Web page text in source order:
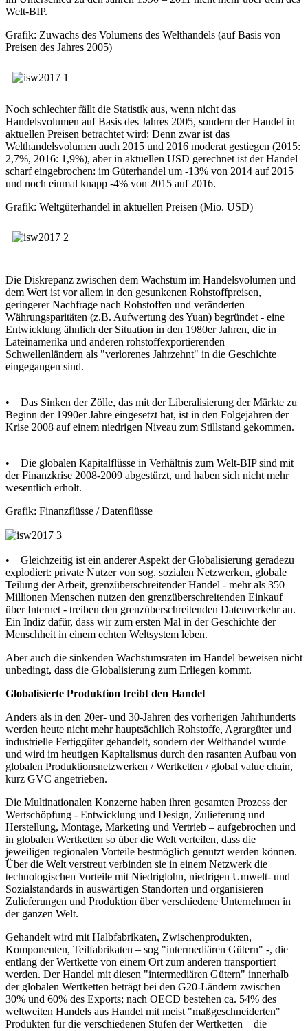
Welt-BIP.
Grafik: Zuwachs des Volumens des Welthandels (auf Basis von
Preisen des Jahres 2005)
Noch schlechter fällt die Statistik aus, wenn nicht das
Handelsvolumen auf Basis des Jahres 2005, sondern der Handel in
aktuellen Preisen betrachtet wird: Denn zwar ist das
Welthandelsvolumen auch 2015 und 2016 moderat gestiegen (2015:
2,7%, 2016: 1,9%), aber in aktuellen USD gerechnet ist der Handel
scharf eingebrochen: im Güterhandel um -13% von 2014 auf 2015
und noch einmal knapp -4% von 2015 auf 2016.
Grafik: Weltgüterhandel in aktuellen Preisen (Mio. USD)
Die Diskrepanz zwischen dem Wachstum im Handelsvolumen und
dem Wert ist vor allem in den gesunkenen Rohstoffpreisen,
geringerer Nachfrage nach Rohstoffen und veränderten
Währungsparitäten (z.B. Aufwertung des Yuan) begründet - eine
Entwicklung ähnlich der Situation in den 1980er Jahren, die in
Lateinamerika und anderen rohstoffexportierenden
Schwellenländern als "verlorenes Jahrzehnt" in die Geschichte
eingegangen sind.
• Das Sinken der Zölle, das mit der Liberalisierung der Märkte zu
Beginn der 1990er Jahre eingesetzt hat, ist in den Folgejahren der
Krise 2008 auf einem niedrigen Niveau zum Stillstand gekommen.
• Die globalen Kapitalflüsse in Verhältnis zum Welt-BIP sind mit
der Finanzkrise 2008-2009 abgestürzt, und haben sich nicht mehr
wesentlich erholt.
Grafik: Finanzflüsse / Datenflüsse
• Gleichzeitig ist ein anderer Aspekt der Globalisierung geradezu
explodiert: private Nutzer von sog. sozialen Netzwerken, globale
Teilung der Arbeit, grenzüberschreitender Handel - mehr als 350
Millionen Menschen nutzen den grenzüberschreitenden Einkauf
über Internet - treiben den grenzüberschreitenden Datenverkehr an.
Ein Indiz dafür, dass wir zum ersten Mal in der Geschichte der
Menschheit in einem echten Weltsystem leben.
Aber auch die sinkenden Wachstumsraten im Handel beweisen nicht
unbedingt, dass die Globalisierung zum Erliegen kommt.
Globalisierte Produktion treibt den Handel
Anders als in den 20er- und 30-Jahren des vorherigen Jahrhunderts
werden heute nicht mehr hauptsächlich Rohstoffe, Agrargüter und
industrielle Fertiggüter gehandelt, sondern der Welthandel wurde
und wird im heutigen Kapitalismus durch den rasanten Aufbau von
globalen Produktionsnetzwerken / Wertketten / global value chain,
kurz GVC angetrieben.
Die Multinationalen Konzerne haben ihren gesamten Prozess der
Wertschöpfung - Entwicklung und Design, Zulieferung und
Herstellung, Montage, Marketing und Vertrieb – aufgebrochen und
in globalen Wertketten so über die Welt verteilen, dass die
jeweiligen regionalen Vorteile bestmöglich genutzt werden können.
Über die Welt verstreut verbinden sie in einem Netzwerk die
technologischen Vorteile mit Niedriglohn, niedrigen Umwelt- und
Sozialstandards in auswärtigen Standorten und organisieren
Zulieferungen und Produktion über verschiedene Unternehmen in
der ganzen Welt.
Gehandelt wird mit Halbfabrikaten, Zwischenprodukten,
Komponenten, Teilfabrikaten – sog "intermediären Gütern" -, die
entlang der Wertkette von einem Ort zum anderen transportiert
werden. Der Handel mit diesen "intermediären Gütern" innerhalb
der globalen Wertketten beträgt bei den G20-Ländern zwischen
30% und 60% des Exports; nach OECD bestehen ca. 54% des
weltweiten Handels aus Handel mit meist "maßgeschneiderten"
Produkten für die verschiedenen Stufen der Wertketten – die